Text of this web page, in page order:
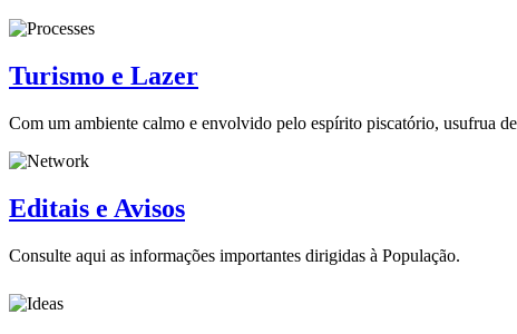
Turismo e Lazer
Com um ambiente calmo e envolvido pelo espírito piscatório, usufrua
Editais e Avisos
Consulte aqui as informações importantes dirigidas à População.